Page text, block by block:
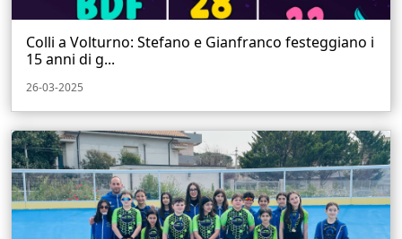
Colli a Volturno: Stefano e Gianfranco festeggiano i
15 anni di g...
26-03-2025